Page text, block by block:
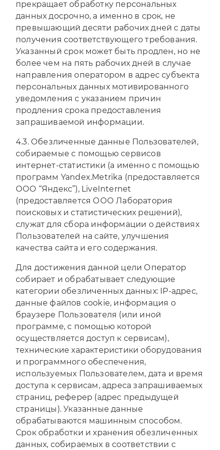
прекращает обработку персональных
данных досрочно, а именно в срок, не
превышающий десяти рабочих дней с даты
получения соответствующего требования.
Указанный срок может быть продлен, но не
более чем на пять рабочих дней в случае
направления оператором в адрес субъекта
персональных данных мотивированного
уведомления с указанием причин
продления срока предоставления
запрашиваемой информации.
4.3. Обезличенные данные Пользователей,
собираемые с помощью сервисов
интернет-статистики (а именно с помощью
программ Yandex.Metrika (предоставляется
ООО “Яндекс”), LiveInternet
(предоставляется ООО Лаборатория
поисковых и статистических решений),
служат для сбора информации о действиях
Пользователей на сайте, улучшения
качества сайта и его содержания.
Для достижения данной цели Оператор
собирает и обрабатывает следующие
категории обезличенных данных: IP-адрес,
данные файлов cookie, информация о
браузере Пользователя (или иной
программе, с помощью которой
осуществляется доступ к сервисам),
технические характеристики оборудования
и программного обеспечения,
используемых Пользователем, дата и время
доступа к сервисам, адреса запрашиваемых
страниц, реферер (адрес предыдущей
страницы). Указанные данные
обрабатываются машинным способом.
Срок обработки и хранения обезличенных
данных, собираемых в соответствии с